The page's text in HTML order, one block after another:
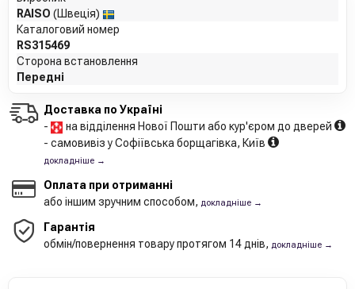
RAISO (Швеція)
Каталоговий номер
RS315469
Сторона встановлення
Передні
Доставка по Україні
-
на відділення Нової Пошти або кур'єром до дверей
- самовивіз у Софіївська борщагівка, Київ
докладніше →
Оплата при отриманні
або іншим зручним способом, докладніше →
Гарантія
обмін/повернення товару протягом 14 днів, докладніше →